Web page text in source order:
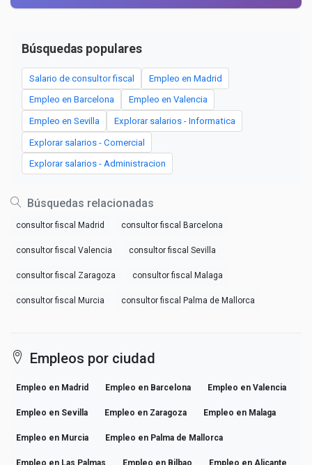
Búsquedas populares
Salario de consultor fiscal Empleo en Madrid
Empleo en Barcelona Empleo en Valencia
Empleo en Sevilla Explorar salarios - Informatica
Explorar salarios - Comercial
Explorar salarios - Administracion
Búsquedas relacionadas
consultor fiscal Madrid consultor fiscal Barcelona
consultor fiscal Valencia consultor fiscal Sevilla
consultor fiscal Zaragoza consultor fiscal Malaga
consultor fiscal Murcia consultor fiscal Palma de Mallorca
Empleos por ciudad
Empleo en Madrid Empleo en Barcelona Empleo en Valencia
Empleo en Sevilla Empleo en Zaragoza Empleo en Malaga
Empleo en Murcia Empleo en Palma de Mallorca
Empleo en Las Palmas Empleo en Bilbao Empleo en Alicante